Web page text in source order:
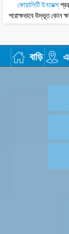
কোয়ালিটি ইনডেক্স
পরোক্ষভাবে উদ্ভূত কোন
বাড়ি